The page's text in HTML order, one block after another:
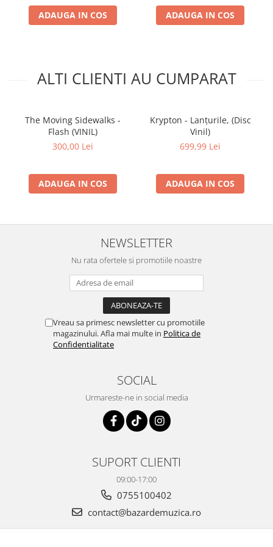
ADAUGA IN COS ADAUGA IN COS
ALTI CLIENTI AU CUMPARAT
The Moving Sidewalks -
Flash (VINIL)
300,00 Lei
ADAUGA IN COS
Krypton - Lanțurile, (Disc
Vinil)
699,99 Lei
ADAUGA IN COS
NEWSLETTER
Nu rata ofertele si promotiile noastre
Vreau sa primesc newsletter cu promotiile
magazinului. Afla mai multe in Politica de
Confidentialitate
SOCIAL
Urmareste-ne in social media
SUPORT CLIENTI
09:00-17:00
0755100402
contact@bazardemuzica.ro